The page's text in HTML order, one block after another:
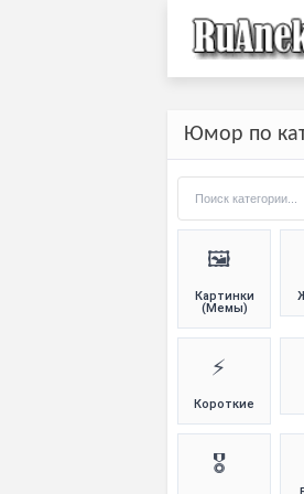
Юмор по
🖼️
Картинки
(Мемы)
⚡
Короткие
🎖️